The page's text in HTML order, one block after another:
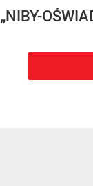
„NIBY-